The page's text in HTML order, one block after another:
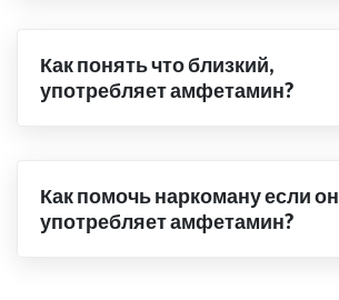
Как понять что близкий,
употребляет амфетамин?
Как помочь наркоману если он
употребляет амфетамин?